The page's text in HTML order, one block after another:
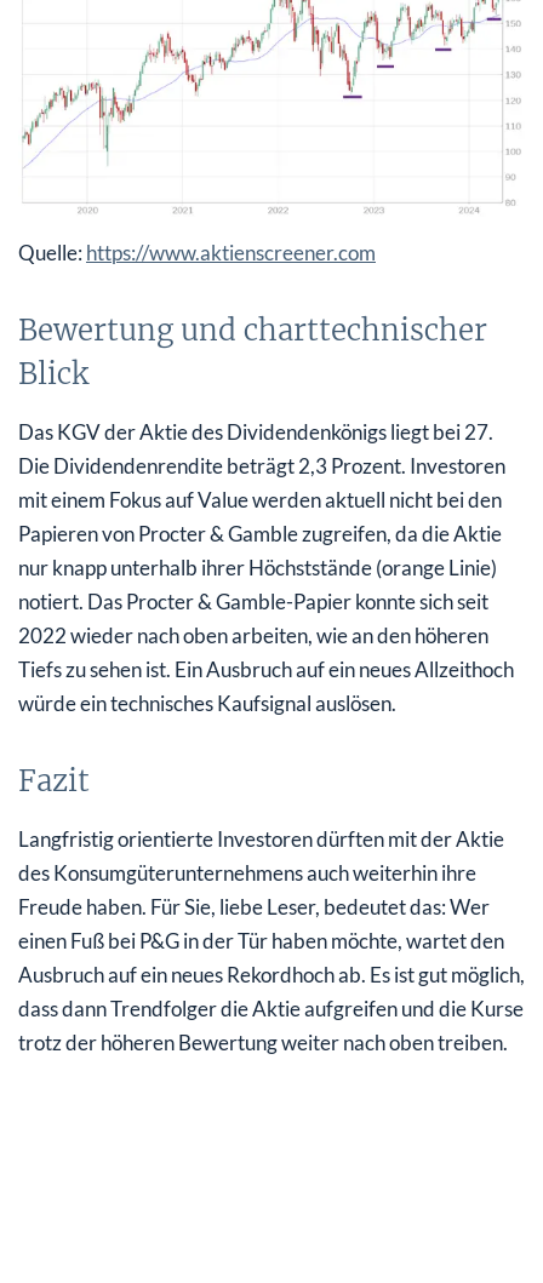
Quelle: https://www.aktienscreener.com
Bewertung und charttechnischer
Blick
Das KGV der Aktie des Dividendenkönigs liegt bei 27.
Die Dividendenrendite beträgt 2,3 Prozent. Investoren
mit einem Fokus auf Value werden aktuell nicht bei den
Papieren von Procter & Gamble zugreifen, da die Aktie
nur knapp unterhalb ihrer Höchststände (orange Linie)
notiert. Das Procter & Gamble-Papier konnte sich seit
2022 wieder nach oben arbeiten, wie an den höheren
Tiefs zu sehen ist. Ein Ausbruch auf ein neues Allzeithoch
würde ein technisches Kaufsignal auslösen.
Fazit
Langfristig orientierte Investoren dürften mit der Aktie
des Konsumgüterunternehmens auch weiterhin ihre
Freude haben. Für Sie, liebe Leser, bedeutet das: Wer
einen Fuß bei P&G in der Tür haben möchte, wartet den
Ausbruch auf ein neues Rekordhoch ab. Es ist gut möglich,
dass dann Trendfolger die Aktie aufgreifen und die Kurse
trotz der höheren Bewertung weiter nach oben treiben.